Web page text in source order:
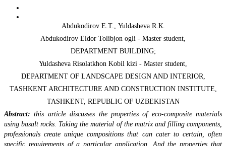
Abdukodirov E.Т., Yuldasheva R.К.
Abdukodirov Eldor Tolibjon ogli - Master student,
DEPARTMENT BUILDING;
Yuldasheva Risolatkhon Kobil kizi - Master student,
DEPARTMENT OF LANDSCAPE DESIGN AND INTERIOR,
TASHKENT ARCHITECTURE AND CONSTRUCTION INSTITUTE,
TASHKENT, REPUBLIC OF UZBEKISTAN
Abstract: this article discusses the properties of eco-composite materials
using basalt rocks. Taking the material of the matrix and filling components,
professionals create unique compositions that can cater to certain, often
specific requirements of a particular application. And the properties that